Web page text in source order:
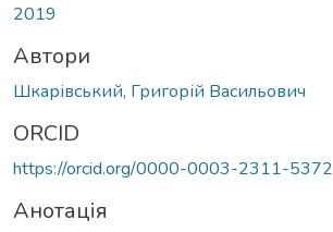
2019
Автори
Шкарівський, Григорій Васильович
ORCID
https://orcid.org/0000-0003-2311-5372
Анотація